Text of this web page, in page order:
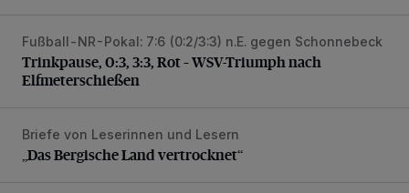
Trinkpause, 0:3, 3:3, Rot – WSV-Triumph nach
Fußball-NR-Pokal: 7:6 (0:2/3:3) n.E. gegen Schonnebeck
Trinkpause, 0:3, 3:3, Rot – WSV-Triumph nach
Elfmeterschießen
„Das Bergische Land vertrocknet“
Briefe von Leserinnen und Lesern
„Das Bergische Land vertrocknet“